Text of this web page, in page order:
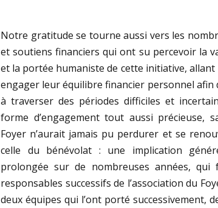
Notre gratitude se tourne aussi vers les
et soutiens financiers qui ont su percevoir la
et la portée humaniste de cette initiative, allant
engager leur équilibre financier personnel afin
à traverser des périodes difficiles et
forme d’engagement tout aussi précieuse,
Foyer n’aurait jamais pu perdurer et se
celle du bénévolat : une implication
prolongée sur de nombreuses années,
responsables successifs de l’association du
deux équipes qui l’ont porté successivement,